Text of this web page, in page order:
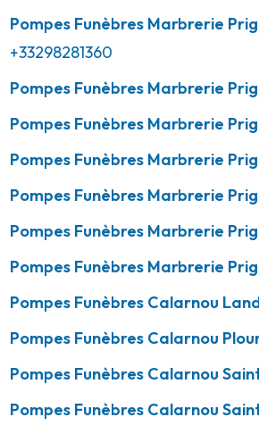
Calarnou - Landivisiau
29400 Landivisiau
02 98 69 92 74
A votre écoute 24h/24 7j/7
Calarnou -
A votre écoute 24h/24 7j/7
Calarnou - Saint-Pol-
Pompes Funèbres Marbrerie
+33298281360
Pompes Funèbres Marbrerie
Pompes Funèbres Marbrerie
Pompes Funèbres Marbrerie
Pompes Funèbres Marbrerie
Pompes Funèbres Marbrerie
Pompes Funèbres Marbrerie
Pompes Funèbres Calarnou
Pompes Funèbres Calarnou
Pompes Funèbres Calarnou
Pompes Funèbres Calarnou